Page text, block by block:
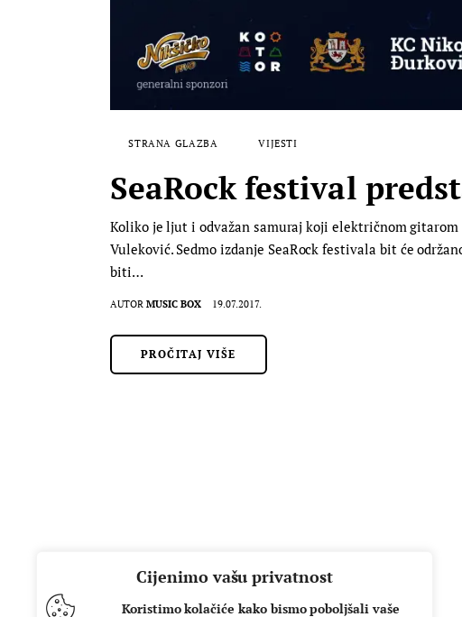
Cijenimo vašu privatnost
Koristimo kolačiće kako bismo poboljšali vaše
STRANA GLAZBA VIJESTI
SeaRock festival
Koliko je ljut i odvažan samuraj koji električnom gitarom
Vuleković. Sedmo izdanje SeaRock festivala bit će
biti…
AUTOR MUSIC BOX 19.07.2017.
PROČITAJ VIŠE